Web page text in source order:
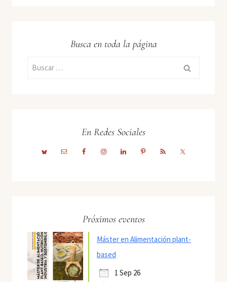
Busca en toda la página
Buscar:
En Redes Sociales
Próximos eventos
Máster en Alimentación plant-
based
1 Sep 26